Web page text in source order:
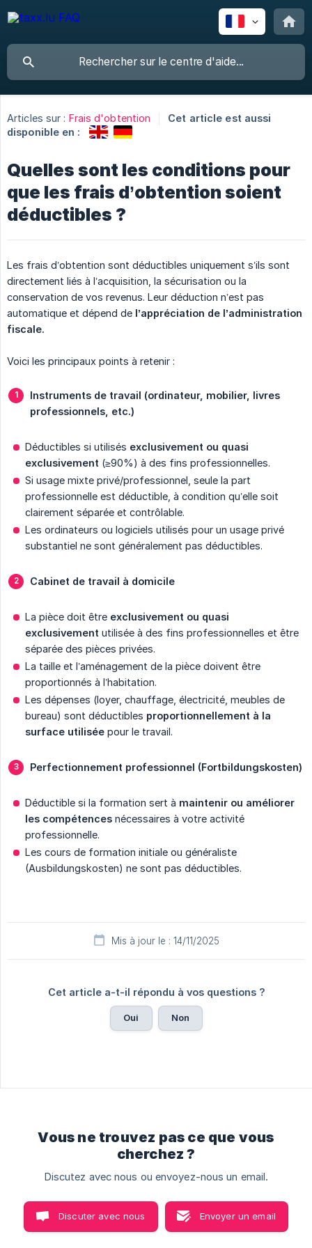
Articles sur : Frais d'obtention
Cet article est aussi
disponible en :
Quelles sont les conditions pour
que les frais d’obtention soient
déductibles ?
Les frais d’obtention sont déductibles uniquement s’ils sont
directement liés à l’acquisition, la sécurisation ou la
conservation de vos revenus. Leur déduction n’est pas
automatique et dépend de l’appréciation de l’administration
fiscale.
Voici les principaux points à retenir :
Instruments de travail (ordinateur, mobilier, livres
professionnels, etc.)
Déductibles si utilisés exclusivement ou quasi
exclusivement (≥90%) à des fins professionnelles.
Si usage mixte privé/professionnel, seule la part
professionnelle est déductible, à condition qu’elle soit
clairement séparée et contrôlable.
Les ordinateurs ou logiciels utilisés pour un usage privé
substantiel ne sont généralement pas déductibles.
Cabinet de travail à domicile
La pièce doit être exclusivement ou quasi
exclusivement utilisée à des fins professionnelles et être
séparée des pièces privées.
La taille et l’aménagement de la pièce doivent être
proportionnés à l’habitation.
Les dépenses (loyer, chauffage, électricité, meubles de
bureau) sont déductibles proportionnellement à la
surface utilisée pour le travail.
Perfectionnement professionnel (Fortbildungskosten)
Déductible si la formation sert à maintenir ou améliorer
les compétences nécessaires à votre activité
professionnelle.
Les cours de formation initiale ou généraliste
(Ausbildungskosten) ne sont pas déductibles.
Mis à jour le : 14/11/2025
Cet article a-t-il répondu à vos questions ?
Oui Non
Vous ne trouvez pas ce que vous
cherchez ?
Discutez avec nous ou envoyez-nous un email.
Discuter avec nous Envoyer un email